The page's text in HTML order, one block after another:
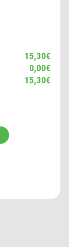
15,30€
0,00€
15,30€